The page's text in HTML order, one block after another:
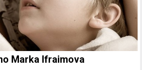
Marka Ifraimova